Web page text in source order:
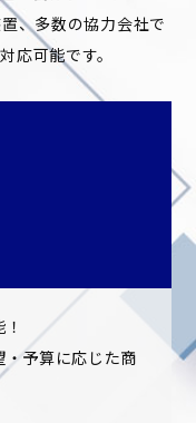
、多数の協力会社で
応可能です。
予算に応じた商